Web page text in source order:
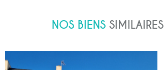
NOS BIENS SIMILAIRES